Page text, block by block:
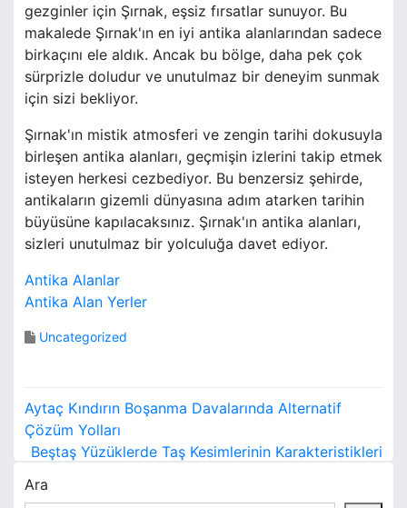
gezginler için Şırnak, eşsiz fırsatlar sunuyor. Bu
makalede Şırnak'ın en iyi antika alanlarından sadece
birkaçını ele aldık. Ancak bu bölge, daha pek çok
sürprizle doludur ve unutulmaz bir deneyim sunmak
için sizi bekliyor.
Şırnak'ın mistik atmosferi ve zengin tarihi dokusuyla
birleşen antika alanları, geçmişin izlerini takip etmek
isteyen herkesi cezbediyor. Bu benzersiz şehirde,
antikaların gizemli dünyasına adım atarken tarihin
büyüsüne kapılacaksınız. Şırnak'ın antika alanları,
sizleri unutulmaz bir yolculuğa davet ediyor.
Antika Alanlar
Antika Alan Yerler
Uncategorized
Y
a
z
Aytaç Kındırın Boşanma Davalarında Alternatif
Çözüm Yolları
Beştaş Yüzüklerde Taş Kesimlerinin Karakteristikleri
Ara